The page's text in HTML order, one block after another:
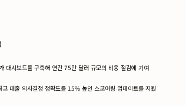
대시보드를 구축해 연간 75만 달러 규모의 비용 절감에 기여
대출 의사결정 정확도를 15% 높인 스코어링 업데이트를 지원